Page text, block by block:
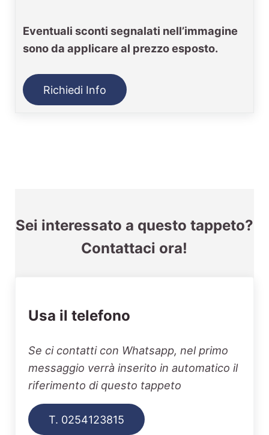
Eventuali sconti segnalati nell’immagine
sono da applicare al prezzo esposto.
Richiedi Info
Sei interessato a questo tappeto?
Contattaci ora!
Usa il telefono
Se ci contatti con Whatsapp, nel primo
messaggio verrà inserito in automatico il
riferimento di questo tappeto
T. 0254123815